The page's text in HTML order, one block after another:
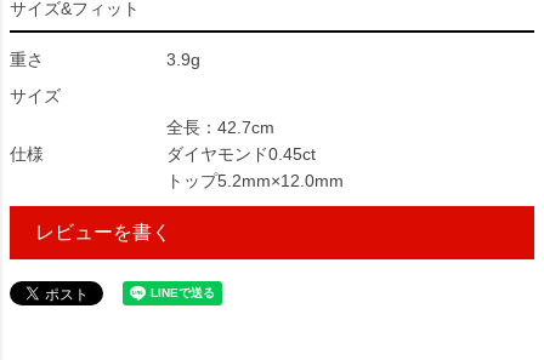
サイズ&フィット
重さ
3.9g
サイズ
仕様
全長：42.7cm
ダイヤモンド0.45ct
トップ5.2mm×12.0mm
レビューを書く